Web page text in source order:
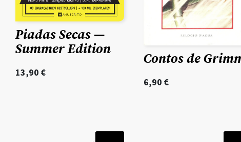
Piadas Secas —
Summer Edition
13,90 €
Contos de
6,90 €